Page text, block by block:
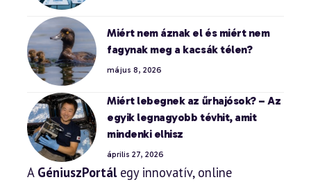
Miért nem áznak el és miért nem
fagynak meg a kacsák télen?
május 8, 2026
Miért lebegnek az űrhajósok? – Az
egyik legnagyobb tévhit, amit
mindenki elhisz
április 27, 2026
A GéniuszPortálegy innovatív, online